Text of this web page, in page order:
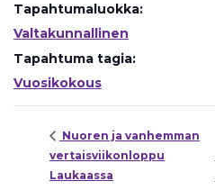
Tapahtumaluokka:
Valtakunnallinen
Tapahtuma tagia:
Vuosikokous
Nuoren ja vanhemman
vertaisviikonloppu
Laukaassa